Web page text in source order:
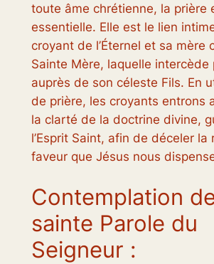
toute âme chrétienne, la prière
essentielle. Elle est le lien
croyant de l’Éternel et sa mère
Sainte Mère, laquelle intercède
auprès de son céleste Fils. En
de prière, les croyants entrons
la clarté de la doctrine divine,
l’Esprit Saint, afin de déceler la
faveur que Jésus nous
Contemplation
sainte Parole du
Seigneur :